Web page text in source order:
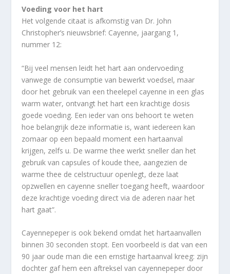
Voeding voor het hart
Het volgende citaat is afkomstig van Dr. John
Christopher’s nieuwsbrief: Cayenne, jaargang 1,
nummer 12:
“Bij veel mensen leidt het hart aan ondervoeding
vanwege de consumptie van bewerkt voedsel, maar
door het gebruik van een theelepel cayenne in een glas
warm water, ontvangt het hart een krachtige dosis
goede voeding. Een ieder van ons behoort te weten
hoe belangrijk deze informatie is, want iedereen kan
zomaar op een bepaald moment een hartaanval
krijgen, zelfs u. De warme thee werkt sneller dan het
gebruik van capsules of koude thee, aangezien de
warme thee de celstructuur openlegt, deze laat
opzwellen en cayenne sneller toegang heeft, waardoor
deze krachtige voeding direct via de aderen naar het
hart gaat”.
Cayennepeper is ook bekend omdat het hartaanvallen
binnen 30 seconden stopt. Een voorbeeld is dat van een
90 jaar oude man die een ernstige hartaanval kreeg: zijn
dochter gaf hem een aftreksel van cayennepeper door